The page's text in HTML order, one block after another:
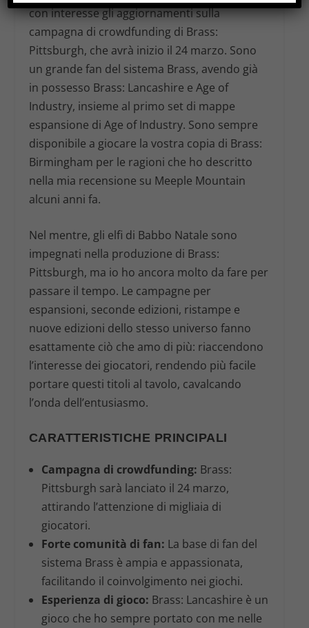
con interesse gli aggiornamenti sulla
campagna di crowdfunding di Brass:
Pittsburgh, che avrà inizio il 24 marzo. Sono
un grande fan del sistema Brass, avendo già
in possesso Brass: Lancashire e Age of
Industry, insieme al primo set di mappe
espansione di Age of Industry. Sono sempre
disponibile a giocare la vostra copia di Brass:
Birmingham per le ragioni che ho descritto
nella mia recensione su Meeple Mountain
alcuni anni fa.
Nel mentre, gli elfi di Babbo Natale sono
impegnati nella produzione di Brass:
Pittsburgh, ma io ho ancora molto da fare per
passare il tempo. Le campagne per
espansioni, seconde edizioni, ristampe e
nuove edizioni dello stesso universo fanno
esattamente ciò che amo di più: riaccendono
l’interesse dei giocatori, rendendo più facile
portare questi titoli al tavolo, cavalcando
l’onda dell’entusiasmo.
CARATTERISTICHE PRINCIPALI
Campagna di crowdfunding: Brass:
Pittsburgh sarà lanciato il 24 marzo,
attirando l’attenzione di migliaia di
giocatori.
Forte comunità di fan: La base di fan del
sistema Brass è ampia e appassionata,
facilitando il coinvolgimento nei giochi.
Esperienza di gioco: Brass: Lancashire è un
gioco che ho sempre portato con me nelle